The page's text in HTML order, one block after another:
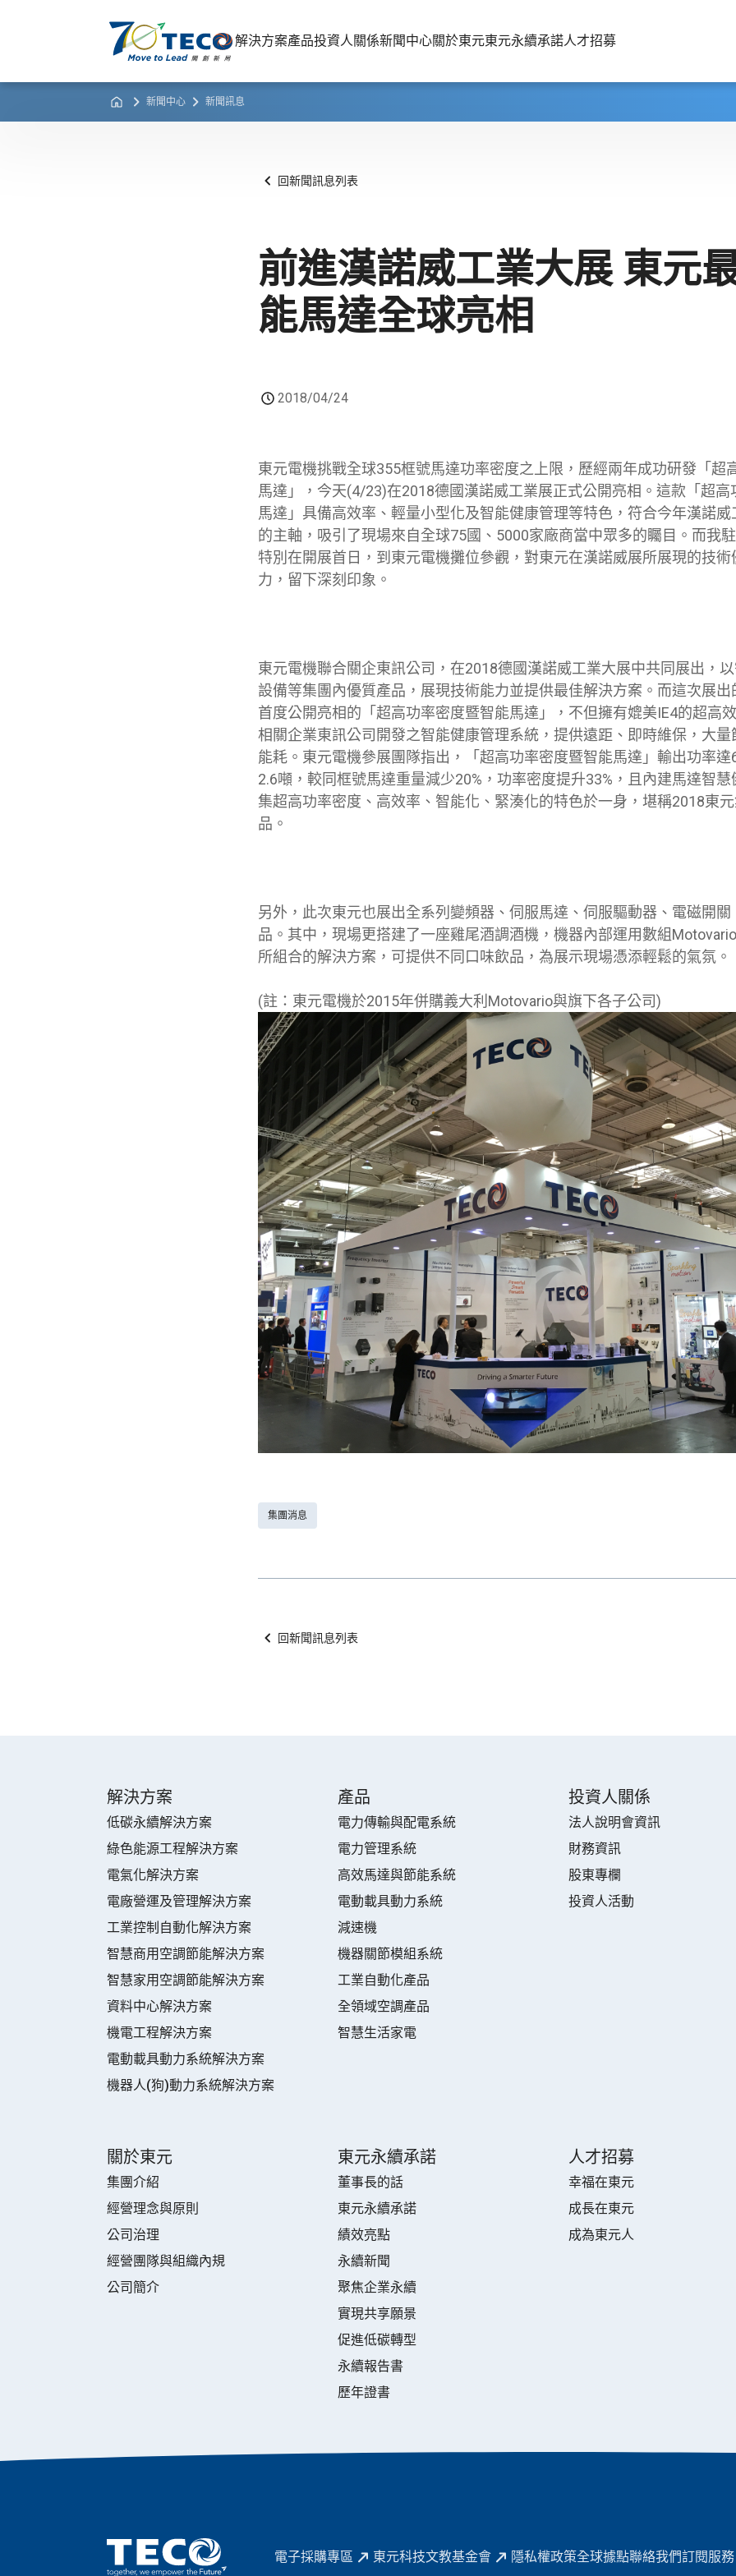
解決方案產品投資人關係新聞中心關於東元東元永續承諾人才招募
新聞中心 新聞訊息
回新聞訊息列表
前進漢諾威工業大展 東元
能馬達全球亮相
2018/04/24
東元電機挑戰全球355框號馬達功率密度之上限，歷經兩年成功研發「超
馬達」，今天(4/23)在2018德國漢諾威工業展正式公開亮相。這款「超高
馬達」具備高效率、輕量小型化及智能健康管理等特色，符合今年漢諾
的主軸，吸引了現場來自全球75國、5000家廠商當中眾多的矚目。而我
特別在開展首日，到東元電機攤位參觀，對東元在漢諾威展所展現的技
力，留下深刻印象。
東元電機聯合關企東訊公司，在2018德國漢諾威工業大展中共同展出，
設備等集團內優質產品，展現技術能力並提供最佳解決方案。而這次展
首度公開亮相的「超高功率密度暨智能馬達」，不但擁有媲美IE4的超高
相關企業東訊公司開發之智能健康管理系統，提供遠距、即時維保，大
能耗。東元電機參展團隊指出，「超高功率密度暨智能馬達」輸出功率
2.6噸，較同框號馬達重量減少20%，功率密度提升33%，且內建馬達智
集超高功率密度、高效率、智能化、緊湊化的特色於一身，堪稱2018東
品。
另外，此次東元也展出全系列變頻器、伺服馬達、伺服驅動器、電磁開
品。其中，現場更搭建了一座雞尾酒調酒機，機器內部運用數組
所組合的解決方案，可提供不同口味飲品，為展示現場憑添輕鬆的氣氛。
(註：東元電機於2015年併購義大利Motovario與旗下各子公司)
集團消息
回新聞訊息列表
解決方案
低碳永續解決方案
綠色能源工程解決方案
電氣化解決方案
電廠營運及管理解決方案
工業控制自動化解決方案
智慧商用空調節能解決方案
智慧家用空調節能解決方案
資料中心解決方案
機電工程解決方案
電動載具動力系統解決方案
機器人(狗)動力系統解決方案
產品
電力傳輸與配電系統
電力管理系統
高效馬達與節能系統
電動載具動力系統
減速機
機器關節模組系統
工業自動化產品
全領域空調產品
智慧生活家電
投資人關係
法人說明會資訊
財務資訊
股東專欄
投資人活動
關於東元
集團介紹
經營理念與原則
公司治理
經營團隊與組織內規
公司簡介
東元永續承諾
董事長的話
東元永續承諾
績效亮點
永續新聞
聚焦企業永續
實現共享願景
促進低碳轉型
永續報告書
歷年證書
人才招募
幸福在東元
成長在東元
成為東元人
電子採購專區 東元科技文教基金會 隱私權政策全球據點聯絡我們訂閱服務